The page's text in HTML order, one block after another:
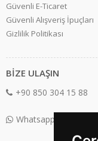
Güvenli E-Ticaret
Güvenli Alışveriş İpuçları
Gizlilik Politikası
BİZE ULAŞIN
+90 850 304 15 88
Whatsapp Destek: